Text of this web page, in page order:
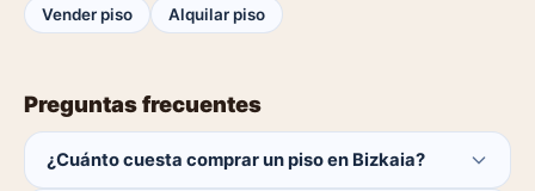
Vender piso
Alquilar piso
Preguntas frecuentes
¿Cuánto cuesta comprar un piso en Bizkaia?